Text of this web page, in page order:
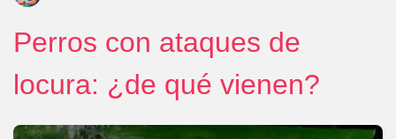
Perros con ataques de
locura: ¿de qué vienen?